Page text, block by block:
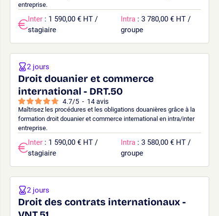
entreprise.
Inter : 1 590,00 € HT /
stagiaire
Intra : 3 780,00 € HT /
groupe
Droit douanier et commerce
international - DRT.50
4.7/5 - 14avis
Maîtrisez les procédures et les obligations douanières grâce à la
formation droit douanier et commerce international en intra/inter
entreprise.
2 jours
Inter : 1 590,00 € HT /
stagiaire
Intra : 3 580,00 € HT /
groupe
Droit des contrats internationaux -
2 jours